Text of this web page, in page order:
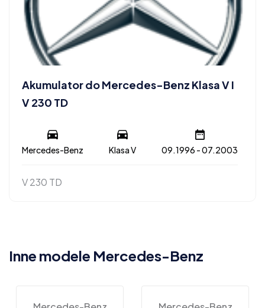
Akumulator do Mercedes-Benz Klasa V I
V 230 TD
Mercedes-Benz Klasa V 09.1996 - 07.2003
V 230 TD
Inne modele Mercedes-Benz